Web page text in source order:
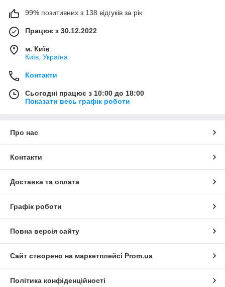
99% позитивних з 138 відгуків за рік
Працює з 30.12.2022
м. Київ
Київ, Україна
Контакти
Сьогодні працює з 10:00 до 18:00
Показати весь графік роботи
Про нас
Контакти
Доставка та оплата
Графік роботи
Повна версія сайту
Сайт створено на маркетплейсі Prom.ua
Політика конфіденційності